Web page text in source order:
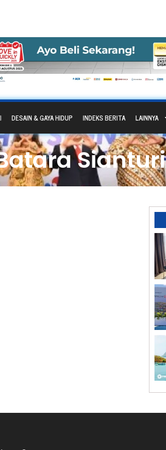
DESAIN & GAYA HIDUP INDEKS BERITA LAINNYA
Sianturi